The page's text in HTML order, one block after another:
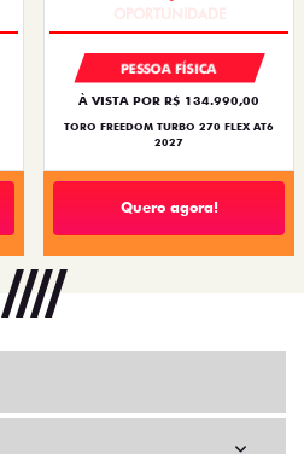
PESSOA FÍSICA
À VISTA POR R$ 134.990,00
TORO FREEDOM TURBO 270 FLEX AT6
2027
Quero agora!